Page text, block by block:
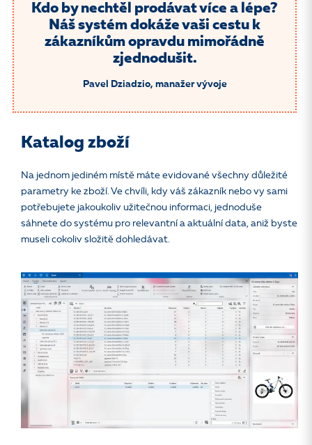
Kdo by nechtěl prodávat více a lépe?
Náš systém dokáže vaši cestu k
zákazníkům opravdu mimořádně
zjednodušit.
Pavel Dziadzio, manažer vývoje
Katalog zboží
Na jednom jediném místě máte evidované všechny důležité
parametry ke zboží. Ve chvíli, kdy váš zákazník nebo vy sami
potřebujete jakoukoliv užitečnou informaci, jednoduše
sáhnete do systému pro relevantní a aktuální data, aniž byste
museli cokoliv složitě dohledávat.